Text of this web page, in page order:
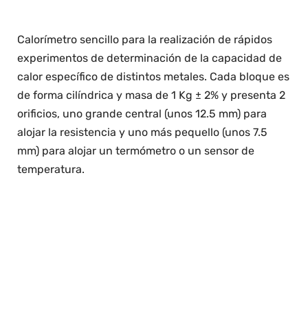
Calorímetro sencillo para la realización de rápidos
experimentos de determinación de la capacidad de
calor específico de distintos metales. Cada bloque es
de forma cilíndrica y masa de 1 Kg ± 2% y presenta 2
orificios, uno grande central (unos 12.5 mm) para
alojar la resistencia y uno más pequello (unos 7.5
mm) para alojar un termómetro o un sensor de
temperatura.